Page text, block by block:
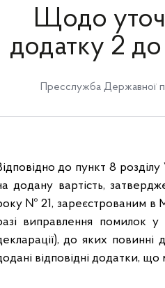
Щодо
додатку 2
Пресслужба Державної
до пункт 8
додану вартість,
№ 21, зареєстрованим в
виправлення помилок
до яких
відповідні додатки,